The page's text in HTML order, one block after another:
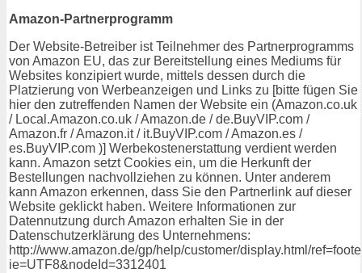
Amazon-Partnerprogramm
Der Website-Betreiber ist Teilnehmer des Partnerprogramms
von Amazon EU, das zur Bereitstellung eines Mediums für
Websites konzipiert wurde, mittels dessen durch die
Platzierung von Werbeanzeigen und Links zu [bitte fügen Sie
hier den zutreffenden Namen der Website ein (Amazon.co.uk
/ Local.Amazon.co.uk / Amazon.de / de.BuyVIP.com /
Amazon.fr / Amazon.it / it.BuyVIP.com / Amazon.es /
es.BuyVIP.com )] Werbekostenerstattung verdient werden
kann. Amazon setzt Cookies ein, um die Herkunft der
Bestellungen nachvollziehen zu können. Unter anderem
kann Amazon erkennen, dass Sie den Partnerlink auf dieser
Website geklickt haben. Weitere Informationen zur
Datennutzung durch Amazon erhalten Sie in der
Datenschutzerklärung des Unternehmens:
http://www.amazon.de/gp/help/customer/display.html/
ie=UTF8&nodeId=3312401